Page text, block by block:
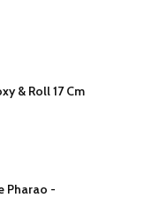
& Roll 17 Cm
Pharao -